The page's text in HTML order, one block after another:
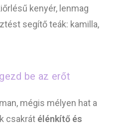
kenyér, lenmag
segítő teák: kamilla,
be az erőt
mégis mélyen hat a
csakrát élénkítő és